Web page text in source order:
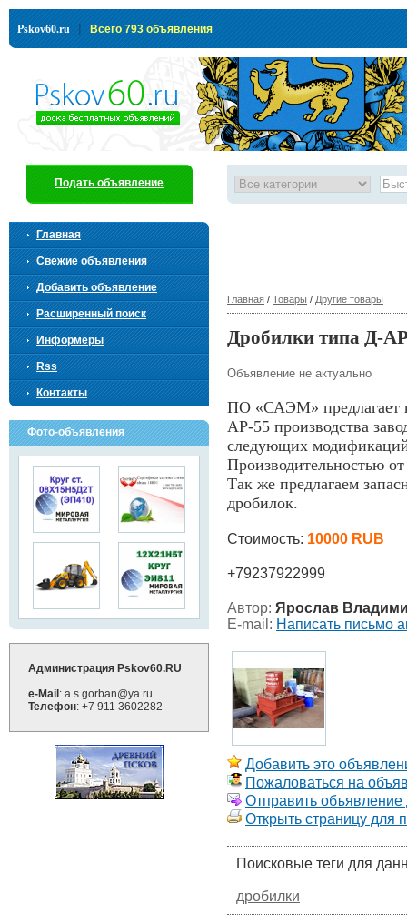
Pskov60.ru | Всего 793 объявления
Главная / Товары / Другие товары
Дробилки типа Д-
Объявление не актуально
ПО «САЭМ» предлагает
АР-55 производства
следующих
Производительностью
Так же предлагаем
дробилок.
Стоимость: 10000 RUB
+79237922999
Автор: Ярослав
E-mail: Написать письмо
Добавить это
Пожаловаться на
Отправить объявление
Открыть страницу для
Поисковые теги для
дробилки
Подать объявление
Главная
Свежие объявления
Добавить объявление
Расширенный поиск
Информеры
Rss
Контакты
Фото-объявления
Администрация Pskov60.RU
e-Mail : a.s.gorban@ya.ru
Телефон: +7 911 3602282